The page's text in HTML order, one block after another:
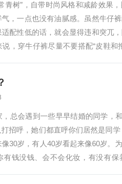
青树”，自带时尚风格和减龄效果
，一点也没有油腻感。虽然牛仔
配性低的话，就会显得违和突兀
，穿牛仔裤尽量不要搭配“皮鞋和
总会遇到一些早早结婚的同学，
招呼，她们都直呼你们居然是同
30岁，有人40岁看起来像60岁。
有钱没钱、会不会化妆，有没有